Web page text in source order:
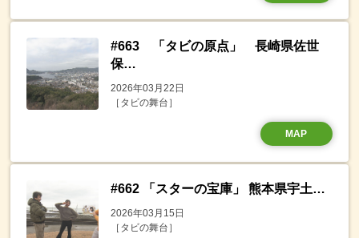
#663 「タビの原点」 長崎県佐世
保…
2026年03月22日
［タビの舞台］
MAP
#662 「スターの宝庫」 熊本県宇土…
2026年03月15日
［タビの舞台］